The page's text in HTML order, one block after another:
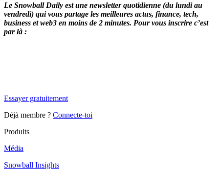
Le Snowball Daily est une newsletter quotidienne (du lundi au
vendredi) qui vous partage les meilleures actus, finance, tech,
business et web3 en moins de 2 minutes. Pour vous inscrire c’est
par là :
Essayer gratuitement
Déjà membre ? Connecte-toi
Produits
Média
Snowball Insights